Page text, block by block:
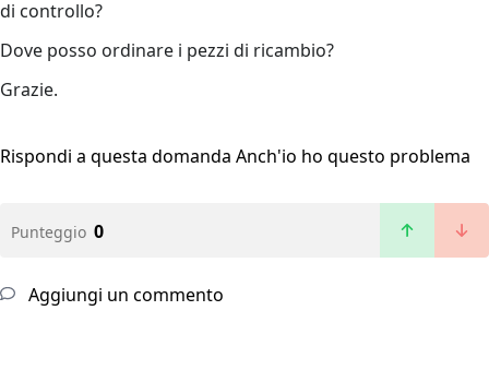
di controllo?
Dove posso ordinare i pezzi di ricambio?
Grazie.
Rispondi a questa domanda Anch'io ho questo problema
Punteggio 0
Aggiungi un commento